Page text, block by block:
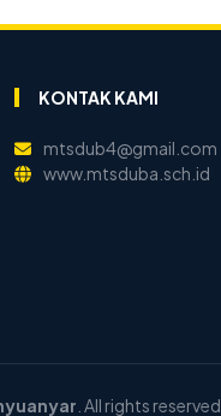
KONTAK KAMI
mtsdub4@gmail.com
www.mtsduba.sch.id
. All rights reserved.